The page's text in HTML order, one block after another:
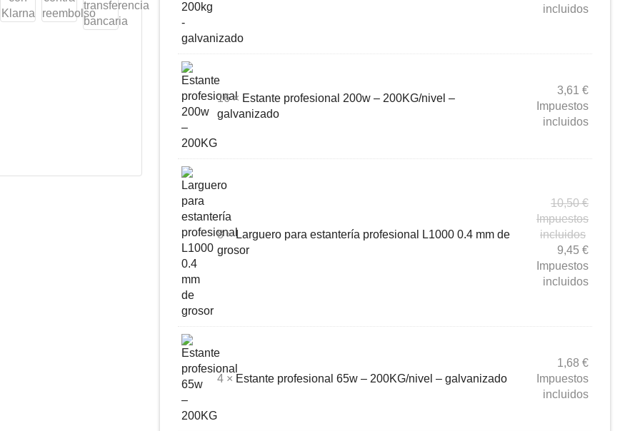
incluidos
16 × Estante profesional 200w – 200KG/nivel –
galvanizado
3,61 €
Impuestos
incluidos
8 ×Larguero para estantería profesional L1000 0.4 mm de
grosor
10,50€
Impuestos
incluidos
9,45 €
Impuestos
incluidos
4 × Estante profesional 65w – 200KG/nivel – galvanizado
1,68 €
Impuestos
incluidos